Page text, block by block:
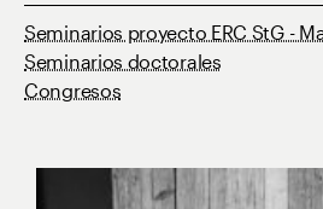
Seminarios proyecto ERC StG -
Seminarios doctorales
Congresos